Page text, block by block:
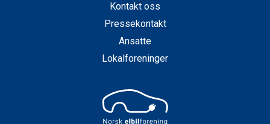
Kontakt oss
Pressekontakt
Ansatte
Lokalforeninger